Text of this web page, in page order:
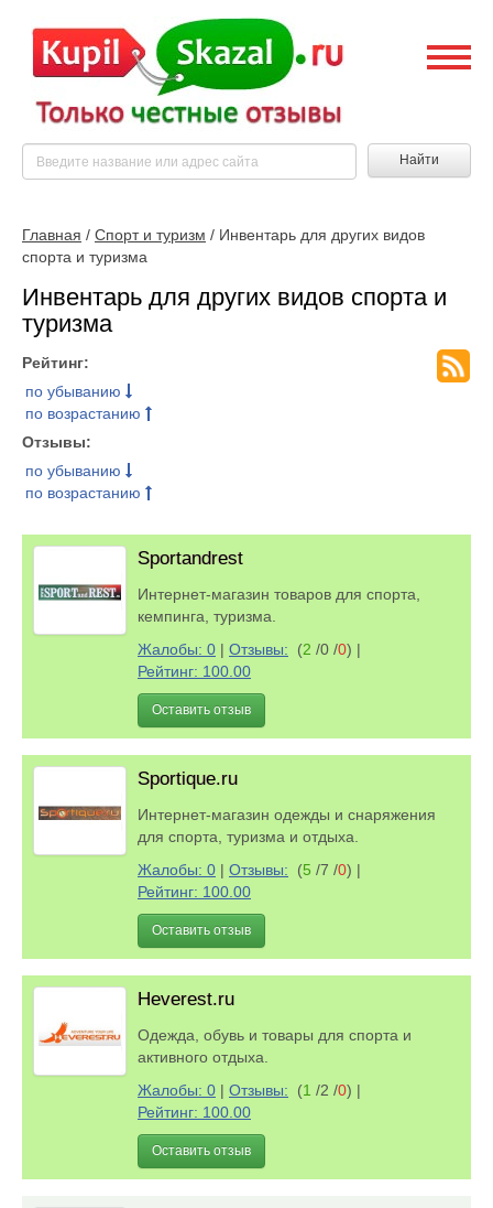
Найти
Главная / Спорт и туризм / Инвентарь для других видов
спорта и туризма
Инвентарь для других видов спорта и
туризма
Рейтинг:
по убыванию
по возрастанию
Отзывы:
по убыванию
по возрастанию
Sportandrest
Интернет-магазин товаров для спорта,
кемпинга, туризма.
Жалобы: 0 | Отзывы: (2 /0 /0) |
Рейтинг: 100.00
Оставить отзыв
Sportique.ru
Интернет-магазин одежды и снаряжения
для спорта, туризма и отдыха.
Жалобы: 0 | Отзывы: (5 /7 /0) |
Рейтинг: 100.00
Оставить отзыв
Heverest.ru
Одежда, обувь и товары для спорта и
активного отдыха.
Жалобы: 0 | Отзывы: (1 /2 /0) |
Рейтинг: 100.00
Оставить отзыв